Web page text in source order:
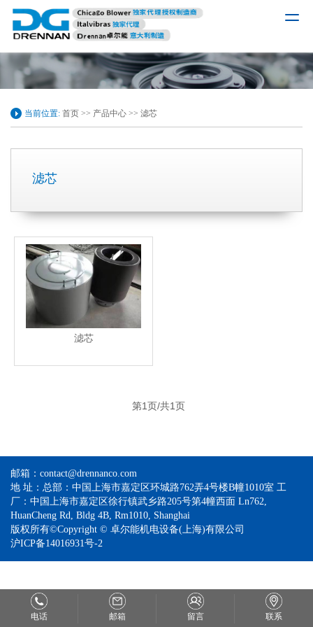
当前位置: 首页 >> 产品中心 >> 滤芯
滤芯
滤芯
第1页/共1页
邮箱：contact@drennanco.com
地 址：总部：中国上海市嘉定区环城路762弄4号楼B幢1010室 工
厂：中国上海市嘉定区徐行镇武乡路205号第4幢西面 Ln762,
HuanCheng Rd, Bldg 4B, Rm1010, Shanghai
版权所有©Copyright © 卓尔能机电设备(上海)有限公司
沪ICP备14016931号-2
电话 邮箱 留言 联系